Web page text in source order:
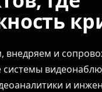
внедряем и
системы
и